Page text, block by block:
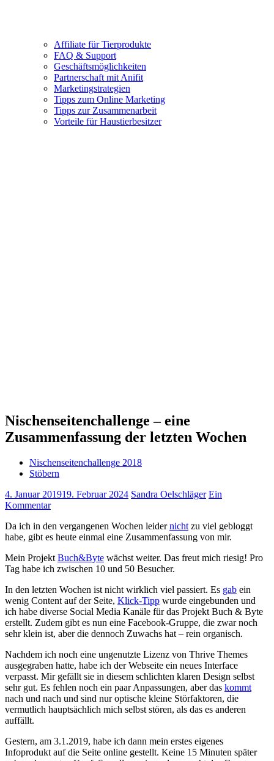
Affiliate für Tierprodukte
FAQ & Support
Geschäftsmöglichkeiten
Partnerschaft mit Anifit
Marketingstrategien
Tipps zum Online Marketing
Tipps zur Zusammenarbeit
Vorteile für Haustierbesitzer
Nischenseitenchallenge – eine
Zusammenfassung der letzten Wochen
Nischenseitenchallenge 2018
Stöbern
4. Januar 201919. Februar 2024 Sandra Oelschläger Ein
Kommentar
Da ich in den vergangenen Wochen leidernichtzu viel gebloggt
habe, gibt es heute einmal eine Zusammenfassung von mir.
Mein ProjektBuch&Byte wächst weiter. Das freut mich riesig! Pro
Tag habe ich zwischen 10 und 50 Besucher.
In den letzten Wochen ist nicht wirklich viel passiert. Es gab ein
wenig Content auf der Seite, Klick-Tipp wurde eingebunden und
ich habe diverse Social Media Kanäle für das Projekt Buch & Byte
erstellt. Zudem gibt es nun eine Facebook-Gruppe, die zwar noch
sehr klein ist, aber die dennoch Zuwachs hat – rein organisch.
Nachdem ich noch eine ungenutzte Lizenz von Thrive Themes
ausgegraben hatte, habe ich der Webseite ein neues Interface
verpasst. Mir gefällt sie in diesem schlichten klaren Design selbst
sehr gut. Es fehlen noch ein paar Anpassungen, aber das kommt
nach und nach und sind nur optische kleine Störfaktoren, die
vermutlich hauptsächlich mich selbst stören, als das es anderen
auffällt.
Gestern, am 3.1.2019, habe ich dann mein erstes eigenes
Infoprodukt auf die Seite online gestellt. Keine 15 Minuten später